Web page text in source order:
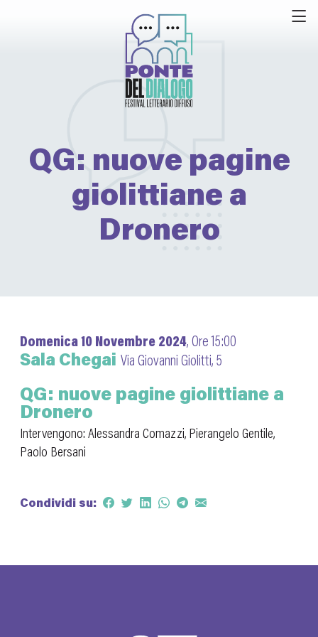
QG: nuove pagine
giolittiane a
Dronero
Domenica 10 Novembre 2024, Ore 15:00
Sala Chegai Via Giovanni Giolitti, 5
QG: nuove pagine giolittiane a
Dronero
Intervengono: Alessandra Comazzi, Pierangelo Gentile,
Paolo Bersani
Condividi su: